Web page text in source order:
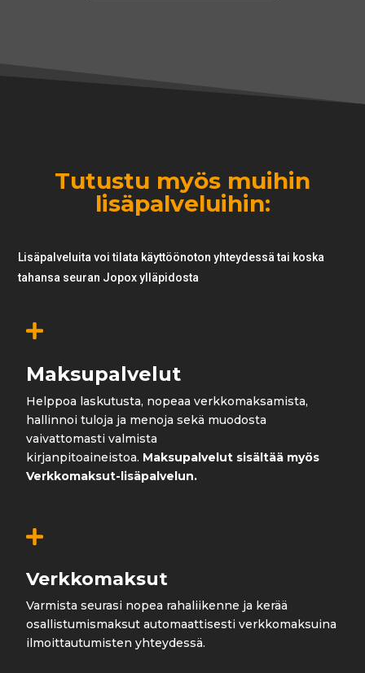
Tutustu myös muihin
lisäpalveluihin:
Lisäpalveluita voi tilata käyttöönoton yhteydessä tai koska
tahansa seuran Jopox ylläpidosta

Maksupalvelut
Helppoa laskutusta, nopeaa verkkomaksamista,
hallinnoi tuloja ja menoja sekä muodosta
vaivattomasti valmista
kirjanpitoaineistoa. Maksupalvelut sisältää myös
Verkkomaksut-lisäpalvelun.

Verkkomaksut
Varmista seurasi nopea rahaliikenne ja kerää
osallistumismaksut automaattisesti verkkomaksuina
ilmoittautumisten yhteydessä.